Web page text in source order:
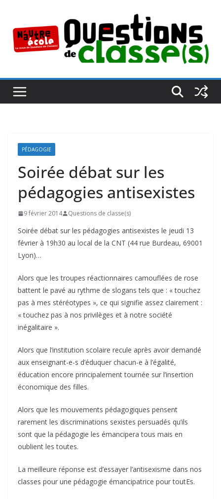
contenu
PÉDAGOGIE
Soirée débat sur les
pédagogies antisexistes
9 février 2014 Questions de classe(s)
Soirée débat sur les pédagogies antisexistes le jeudi 13
février à 19h30 au local de la CNT (44 rue Burdeau, 69001
Lyon)…
Alors que les troupes réactionnaires camouflées de rose
battent le pavé au rythme de slogans tels que : « touchez
pas à mes stéréotypes », ce qui signifie assez clairement :
« touchez pas à nos privilèges et à notre société
inégalitaire ».
Alors que l’institution scolaire recule après avoir demandé
aux enseignant-e-s d’éduquer chacun-e à l’égalité,
éducation encore principalement tournée sur l’insertion
économique des filles.
Alors que les mouvements pédagogiques pensent
rarement les discriminations sexistes persuadés qu’ils
sont que la pédagogie les émancipera tous mais en
oublient les toutes.
La meilleure réponse est d’essayer l’antisexisme dans nos
classes pour une pédagogie émancipatrice pour toutEs.